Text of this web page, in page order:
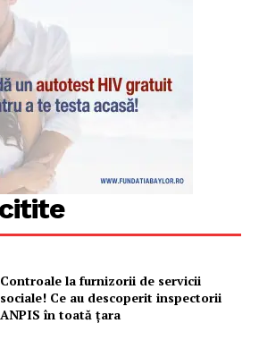
Controale la furnizorii de servicii
sociale! Ce au descoperit inspectorii
ANPIS în toată țara